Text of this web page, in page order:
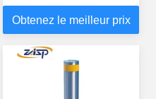
personnalisée
Obtenez le meilleur prix